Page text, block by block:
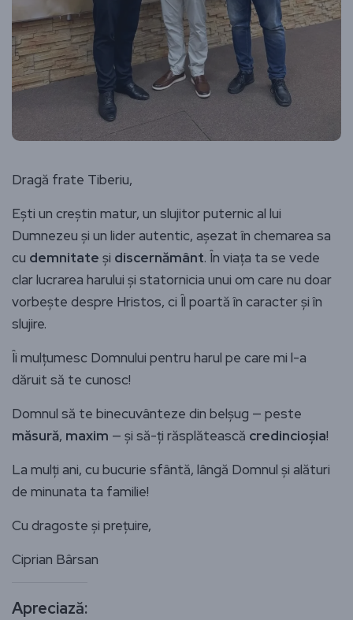
Dragă frate Tiberiu,
Ești un creștin matur, un slujitor puternic al lui
Dumnezeu și un lider autentic, așezat în chemarea sa
cu demnitate și discernământ. În viața ta se vede
clar lucrarea harului și statornicia unui om care nu doar
vorbește despre Hristos, ci Îl poartă în caracter și în
slujire.
Îi mulțumesc Domnului pentru harul pe care mi l-a
dăruit să te cunosc!
Domnul să te binecuvânteze din belșug — peste
măsură, maxim — și să-ți răsplătească credincioșia!
La mulți ani, cu bucurie sfântă, lângă Domnul și alături
de minunata ta familie!
Cu dragoste și prețuire,
Ciprian Bârsan
Apreciază: